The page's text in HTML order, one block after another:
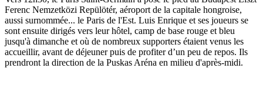
Ferenc Nemzetközi Repülötér, aéroport de la capitale hongroise,
aussi surnommée... le Paris de l'Est. Luis Enrique et ses joueurs se
sont ensuite dirigés vers leur hôtel, camp de base rouge et bleu
jusqu'à dimanche et où de nombreux supporters étaient venus les
accueillir, avant de déjeuner puis de profiter d’un peu de repos. Ils
prendront la direction de la Puskas Aréna en milieu d'après-midi.